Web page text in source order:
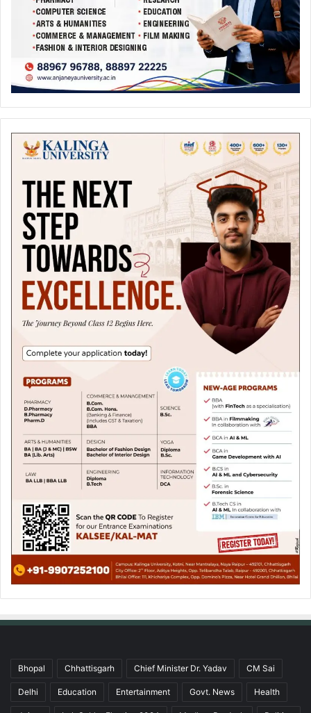
Bhopal Chhattisgarh Chief Minister Dr. Yadav CM Sai
Delhi Education Entertainment Govt. News Health